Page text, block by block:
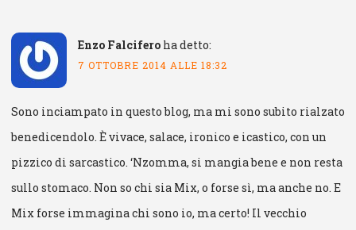
Enzo Falcifero ha detto:
7 OTTOBRE 2014 ALLE 18:32
Sono inciampato in questo blog, ma mi sono subito rialzato
benedicendolo. È vivace, salace, ironico e icastico, con un
pizzico di sarcastico. ‘Nzomma, si mangia bene e non resta
sullo stomaco. Non so chi sia Mix, o forse sì, ma anche no. E
Mix forse immagina chi sono io, ma certo! Il vecchio